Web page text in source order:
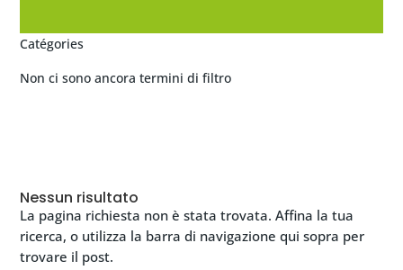
Catégories
Non ci sono ancora termini di filtro
Nessun risultato
La pagina richiesta non è stata trovata. Affina la tua
ricerca, o utilizza la barra di navigazione qui sopra per
trovare il post.